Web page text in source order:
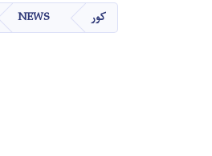
کور NEWS